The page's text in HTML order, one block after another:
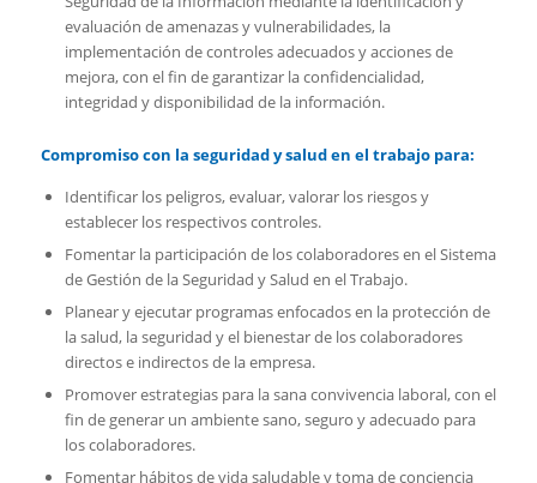
evaluación de amenazas y vulnerabilidades, la
implementación de controles adecuados y acciones de
mejora, con el fin de garantizar la confidencialidad,
integridad y disponibilidad de la información.
Compromiso con la seguridad y salud en el trabajo para:
Identificar los peligros, evaluar, valorar los riesgos y
establecer los respectivos controles.
Fomentar la participación de los colaboradores en el Sistema
de Gestión de la Seguridad y Salud en el Trabajo.
Planear y ejecutar programas enfocados en la protección de
la salud, la seguridad y el bienestar de los colaboradores
directos e indirectos de la empresa.
Promover estrategias para la sana convivencia laboral, con el
fin de generar un ambiente sano, seguro y adecuado para
los colaboradores.
Fomentar hábitos de vida saludable y toma de conciencia